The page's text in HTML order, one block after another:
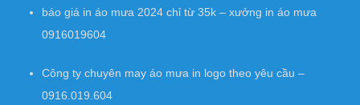
báo giá in áo mưa 2024 chỉ từ 35k – xưởng in áo mưa
0916019604
Công ty chuyên may áo mưa in logo theo yêu cầu –
0916.019.604